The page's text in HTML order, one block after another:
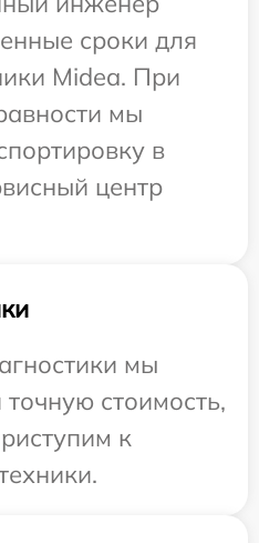
сроки для
Midea. При
мы
в
центр
мы
стоимость,
к